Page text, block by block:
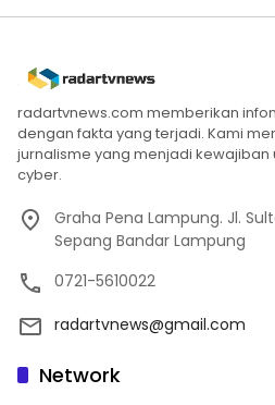
radartvnews.com memberikan
dengan fakta yang terjadi. Kami
jurnalisme yang menjadi
cyber.
Graha Pena Lampung. Jl.
Sepang Bandar Lampung
0721-5610022
radartvnews@gmail.com
Network